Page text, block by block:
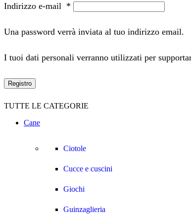
Indirizzo e-mail *
Una password verrà inviata al tuo indirizzo email.
I tuoi dati personali verranno utilizzati per
Registro
TUTTE LE CATEGORIE
Cane
Ciotole
Cucce e cuscini
Giochi
Guinzaglieria